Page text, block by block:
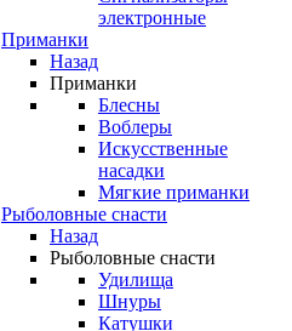
электронные
Приманки
Назад
Приманки
Блесны
Воблеры
Искусственные
насадки
Мягкие приманки
Рыболовные снасти
Назад
Рыболовные снасти
Удилища
Шнуры
Катушки